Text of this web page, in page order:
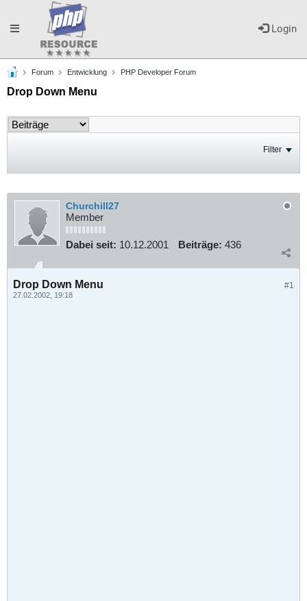
Login
Toggle
navigation
Forum Entwicklung PHP Developer Forum
Drop Down Menu
Filter
Churchill27
Member
Dabei seit: 10.12.2001 Beiträge: 436
#1
Drop Down Menu
27.02.2002, 19:18